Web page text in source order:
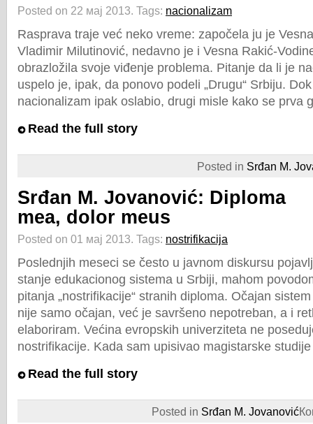
Posted on 22 мај 2013. Tags: nacionalizam
Rasprava traje već neko vreme: započela ju je
Vladimir Milutinović, nedavno je i Vesna Rakić-
obrazložila svoje viđenje problema. Pitanje da li je
uspelo je, ipak, da ponovo podeli „Drugu“ Srbiju.
nacionalizam ipak oslabio, drugi misle kako se prva
Read the full story
Posted in Srđan M.
Srđan M. Jovanović: Diploma
mea, dolor meus
Posted on 01 мај 2013. Tags: nostrifikacija
Poslednjih meseci se često u javnom diskursu
stanje edukacionog sistema u Srbiji, mahom
pitanja „nostrifikacije“ stranih diploma. Očajan
nije samo očajan, već je savršeno nepotreban, a i
elaboriram. Većina evropskih univerziteta ne
nostrifikacije. Kada sam upisivao magistarske
Read the full story
Posted in Srđan M. Jovanović